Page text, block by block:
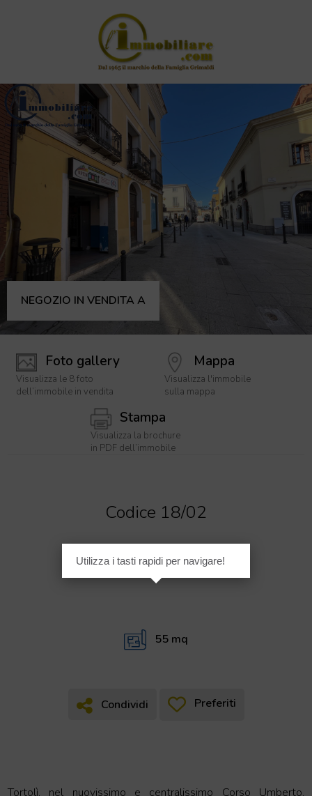
NEGOZIO IN VENDITA A
Foto gallery
Visualizza le 8 foto
dell’immobile in vendita
Mappa
Visualizza l'immobile
sulla mappa
Stampa
Visualizza la brochure
in PDF dell’immobile
Codice 18/02
€ 85.000
55 mq
Condividi
Condividi Preferiti
Tortolì, nel nuovissimo e centralissimo Corso Umberto,
Utilizza i tasti rapidi per navigare!